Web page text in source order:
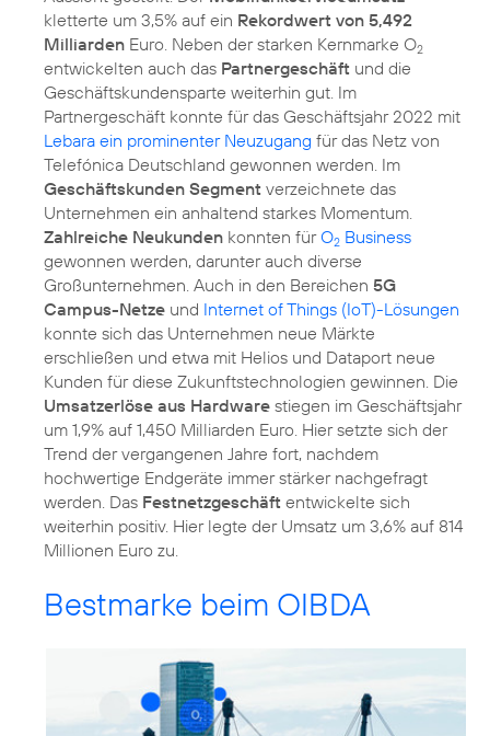
kletterte um 3,5% auf ein Rekordwert von 5,492
Milliarden Euro. Neben der starken Kernmarke O2
entwickelten auch das Partnergeschäft und die
Geschäftskundensparte weiterhin gut. Im
Partnergeschäft konnte für das Geschäftsjahr 2022 mit
Lebara ein prominenter Neuzugang für das Netz von
Telefónica Deutschland gewonnen werden. Im
Geschäftskunden Segment verzeichnete das
Unternehmen ein anhaltend starkes Momentum.
Zahlreiche Neukunden konnten fürO2 Business
gewonnen werden, darunter auch diverse
Großunternehmen. Auch in den Bereichen 5G
Campus-Netze und Internet of Things (IoT)-Lösungen
konnte sich das Unternehmen neue Märkte
erschließen und etwa mit Helios und Dataport neue
Kunden für diese Zukunftstechnologien gewinnen. Die
Umsatzerlöse aus Hardware stiegen im Geschäftsjahr
um 1,9% auf 1,450 Milliarden Euro. Hier setzte sich der
Trend der vergangenen Jahre fort, nachdem
hochwertige Endgeräte immer stärker nachgefragt
werden. Das Festnetzgeschäft entwickelte sich
weiterhin positiv. Hier legte der Umsatz um 3,6% auf 814
Millionen Euro zu.
Bestmarke beim OIBDA